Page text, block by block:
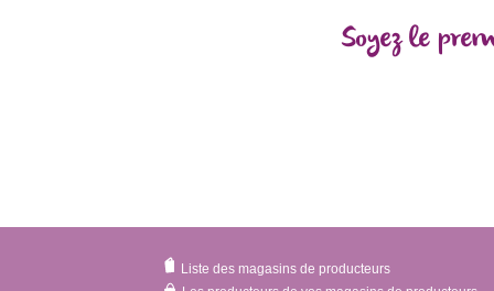
Soyez le
Liste des magasins de producteurs